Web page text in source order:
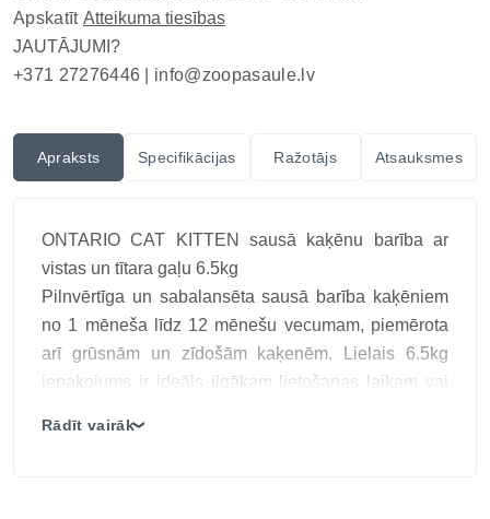
Apskatīt Atteikuma tiesības
JAUTĀJUMI?
+371 27276446 | info@zoopasaule.lv
Apraksts Specifikācijas Ražotājs Atsauksmes
ONTARIO CAT KITTEN sausā kaķēnu barība ar
vistas un tītara gaļu 6.5kg
Pilnvērtīga un sabalansēta sausā barība kaķēniem
no 1 mēneša līdz 12 mēnešu vecumam, piemērota
arī grūsnām un zīdošām kaķenēm. Lielais 6.5kg
iepakojums ir ideāls ilgākam lietošanas laikam vai
Rādīt vairāk❯